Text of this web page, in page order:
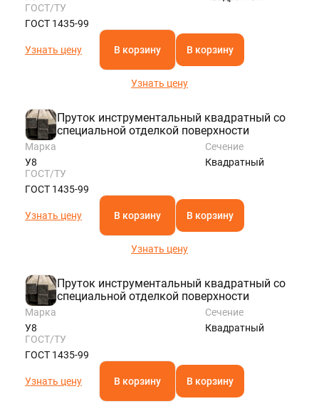
ГОСТ/ТУ
ГОСТ 1435-99
Узнать цену В корзину В корзину
Узнать цену
Пруток инструментальный квадратный со
специальной отделкой поверхности
Марка
У8
Сечение
Квадратный
ГОСТ/ТУ
ГОСТ 1435-99
Узнать цену В корзину В корзину
Узнать цену
Пруток инструментальный квадратный со
специальной отделкой поверхности
Марка
У8
Сечение
Квадратный
ГОСТ/ТУ
ГОСТ 1435-99
Узнать цену В корзину В корзину